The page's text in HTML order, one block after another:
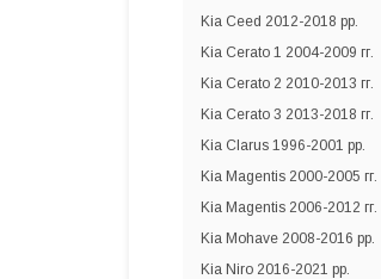
Kia Ceed 2012-2018 рр.
Kia Cerato 1 2004-2009 гг.
Kia Cerato 2 2010-2013 гг.
Kia Cerato 3 2013-2018 гг.
Kia Clarus 1996-2001 рр.
Kia Magentis 2000-2005 гг.
Kia Magentis 2006-2012 гг.
Kia Mohave 2008-2016 рр.
Kia Niro 2016-2021 рр.